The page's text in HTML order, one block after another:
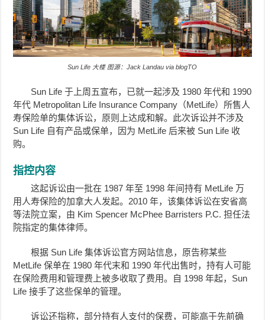
Sun Life 大楼 图源：Jack Landau via blogTO
Sun Life 于上周五宣布，已就一起涉及 1980 年代和 1990
年代 Metropolitan Life Insurance Company（MetLife）所售人
寿保险单的集体诉讼，原则上达成和解。此次诉讼并不涉及
Sun Life 自有产品或保单，因为 MetLife 后来被 Sun Life 收
购。
指控内容
这起诉讼由一批在 1987 年至 1998 年间持有 MetLife 万
用人寿保险的加拿大人发起。2010 年，该集体诉讼在安省高
等法院立案，由 Kim Spencer McPhee Barristers P.C. 担任法
院指定的集体律师。
根据 Sun Life 集体诉讼官方网站信息，原告称某些
MetLife 保单在 1980 年代末和 1990 年代出售时，持有人可能
在保险费用和管理费上被多收取了费用。自 1998 年起，Sun
Life 接手了这些保单的管理。
诉讼还指称，部分持有人支付的保费，可能高于先前确